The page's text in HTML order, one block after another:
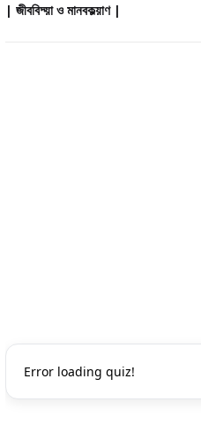
| জীববিদ্য়া ও মানবকল্য়াণ |
Error loading quiz!